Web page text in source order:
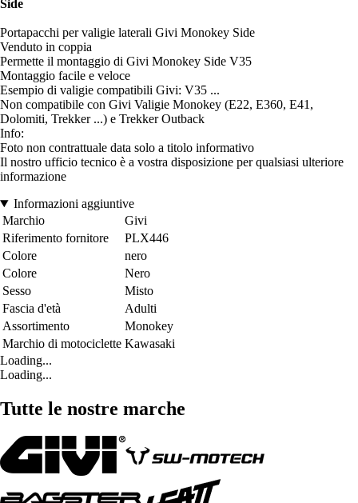
Side
Portapacchi per valigie laterali Givi Monokey Side
Venduto in coppia
Permette il montaggio di Givi Monokey Side V35
Montaggio facile e veloce
Esempio di valigie compatibili Givi: V35 ...
Non compatibile con Givi Valigie Monokey (E22, E360, E41,
Dolomiti, Trekker ...) e Trekker Outback
Info:
Foto non contrattuale data solo a titolo informativo
Il nostro ufficio tecnico è a vostra disposizione per qualsiasi ulteriore
informazione
Informazioni aggiuntive
Marchio
Givi
Riferimento fornitore
PLX446
Colore
nero
Colore
Nero
Sesso
Misto
Fascia d'età
Adulti
Assortimento
Monokey
Marchio di motociclette Kawasaki
Loading...
Loading...
Tutte le nostre marche